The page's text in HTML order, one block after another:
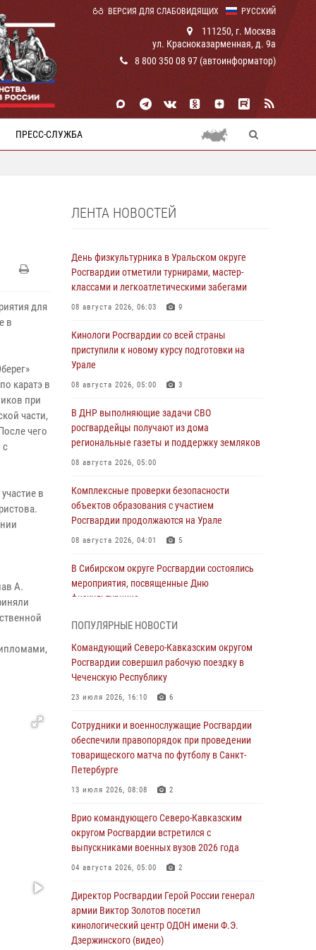
РУССКИЙ
ВЕРСИЯ ДЛЯ СЛАБОВИДЯЩИХ
111250, г. Москва
ул. Красноказарменная, д. 9а
8 800 350 08 97 (автоинформатор)
ПРЕСС-СЛУЖБА
для
в
каратэ в
при
части,
чего
с
в
А.
ЛЕНТА НОВОСТЕЙ
День физкультурника в Уральском округе
Росгвардии отметили турнирами, мастер-
классами и легкоатлетическими забегами
08 августа 2026, 06:03 9
Кинологи Росгвардии со всей страны
приступили к новому курсу подготовки на
Урале
08 августа 2026, 05:00 3
В ДНР выполняющие задачи СВО
росгвардейцы получают из дома
региональные газеты и поддержку земляков
08 августа 2026, 05:00
Комплексные проверки безопасности
объектов образования с участием
Росгвардии продолжаются на Урале
08 августа 2026, 04:01 5
В Сибирском округе Росгвардии состоялись
мероприятия, посвященные Дню
физкультурника
На Дальнем Востоке продолжается
всероссийская акция "Каникулы с
Росгвардией"
08 августа 2026, 00:00
Заместитель директора Росгвардии генерал-
полковник Владислав Ершов поздравил
военнослужащих и сотрудников ведомства с
Днем физкультурника
07 августа 2026, 21:01
«Росгвардия. Вехи истории»: первая
антитеррористическая операция войск
правопорядка
07 августа 2026, 15:28 1
В Башкортостане при силовой поддержке
спецназа Росгвардии пресечена
противоправная деятельность, связанная с
пропагандой терроризма (видео)
ПОПУЛЯРНЫЕ НОВОСТИ
Командующий Северо-Кавказским округом
Росгвардии совершил рабочую поездку в
Чеченскую Республику
23 июля 2026, 16:10 6
Сотрудники и военнослужащие Росгвардии
обеспечили правопорядок при проведении
товарищеского матча по футболу в Санкт-
Петербурге
13 июля 2026, 08:08 2
Врио командующего Северо-Кавказским
округом Росгвардии встретился с
выпускниками военных вузов 2026 года
04 августа 2026, 05:00 2
Директор Росгвардии Герой России генерал
армии Виктор Золотов посетил
кинологический центр ОДОН имени Ф.Э.
Дзержинского (видео)